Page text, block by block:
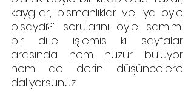
kaygılar, pişmanlıklar ve “ya öyle
olsaydı?” sorularını öyle samimi
bir dille işlemiş ki sayfalar
arasında hem huzur buluyor
hem de derin düşüncelere
dalıyorsunuz.